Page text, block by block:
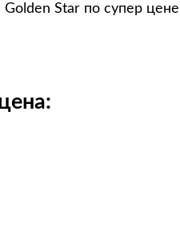
Star по супер цене